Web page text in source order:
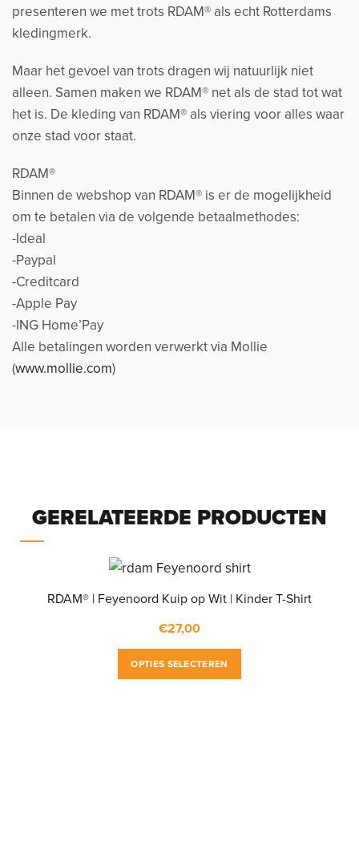
presenteren we met trots RDAM® als echt Rotterdams
kledingmerk.
Maar het gevoel van trots dragen wij natuurlijk niet
alleen. Samen maken we RDAM® net als de stad tot wat
het is. De kleding van RDAM® als viering voor alles waar
onze stad voor staat.
RDAM®
Binnen de webshop van RDAM® is er de mogelijkheid
om te betalen via de volgende betaalmethodes:
-Ideal
-Paypal
-Creditcard
-Apple Pay
-ING Home’Pay
Alle betalingen worden verwerkt via Mollie
(www.mollie.com)
GERELATEERDE PRODUCTEN
RDAM® | Feyenoord Kuip op Wit | Kinder T-Shirt
€27,00
OPTIES SELECTEREN
product